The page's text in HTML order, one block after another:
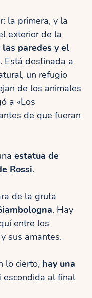
la primera, y la
exterior de la
las paredes y el
. Está destinada a
un refugio
de los animales
a «Los
de que fueran
estatua de
Rossi.
de la gruta
. Hay
entre los
sus amantes.
lo cierto, hay una
escondida al final